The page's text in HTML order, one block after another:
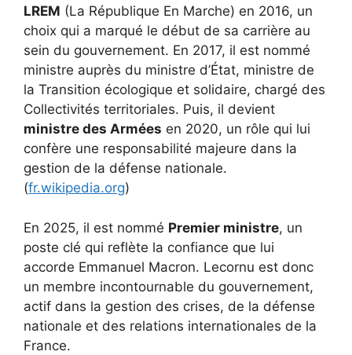
LREM (La République En Marche) en 2016, un
choix qui a marqué le début de sa carrière au
sein du gouvernement. En 2017, il est nommé
ministre auprès du ministre d’État, ministre de
la Transition écologique et solidaire, chargé des
Collectivités territoriales. Puis, il devient
ministre des Armées en 2020, un rôle qui lui
confère une responsabilité majeure dans la
gestion de la défense nationale.
(fr.wikipedia.org)
En 2025, il est nommé Premier ministre, un
poste clé qui reflète la confiance que lui
accorde Emmanuel Macron. Lecornu est donc
un membre incontournable du gouvernement,
actif dans la gestion des crises, de la défense
nationale et des relations internationales de la
France.